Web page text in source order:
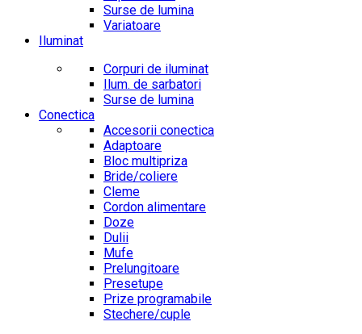
Surse de lumina
Variatoare
Iluminat
Corpuri de iluminat
Ilum. de sarbatori
Surse de lumina
Conectica
Accesorii conectica
Adaptoare
Bloc multipriza
Bride/coliere
Cleme
Cordon alimentare
Doze
Dulii
Mufe
Prelungitoare
Presetupe
Prize programabile
Stechere/cuple